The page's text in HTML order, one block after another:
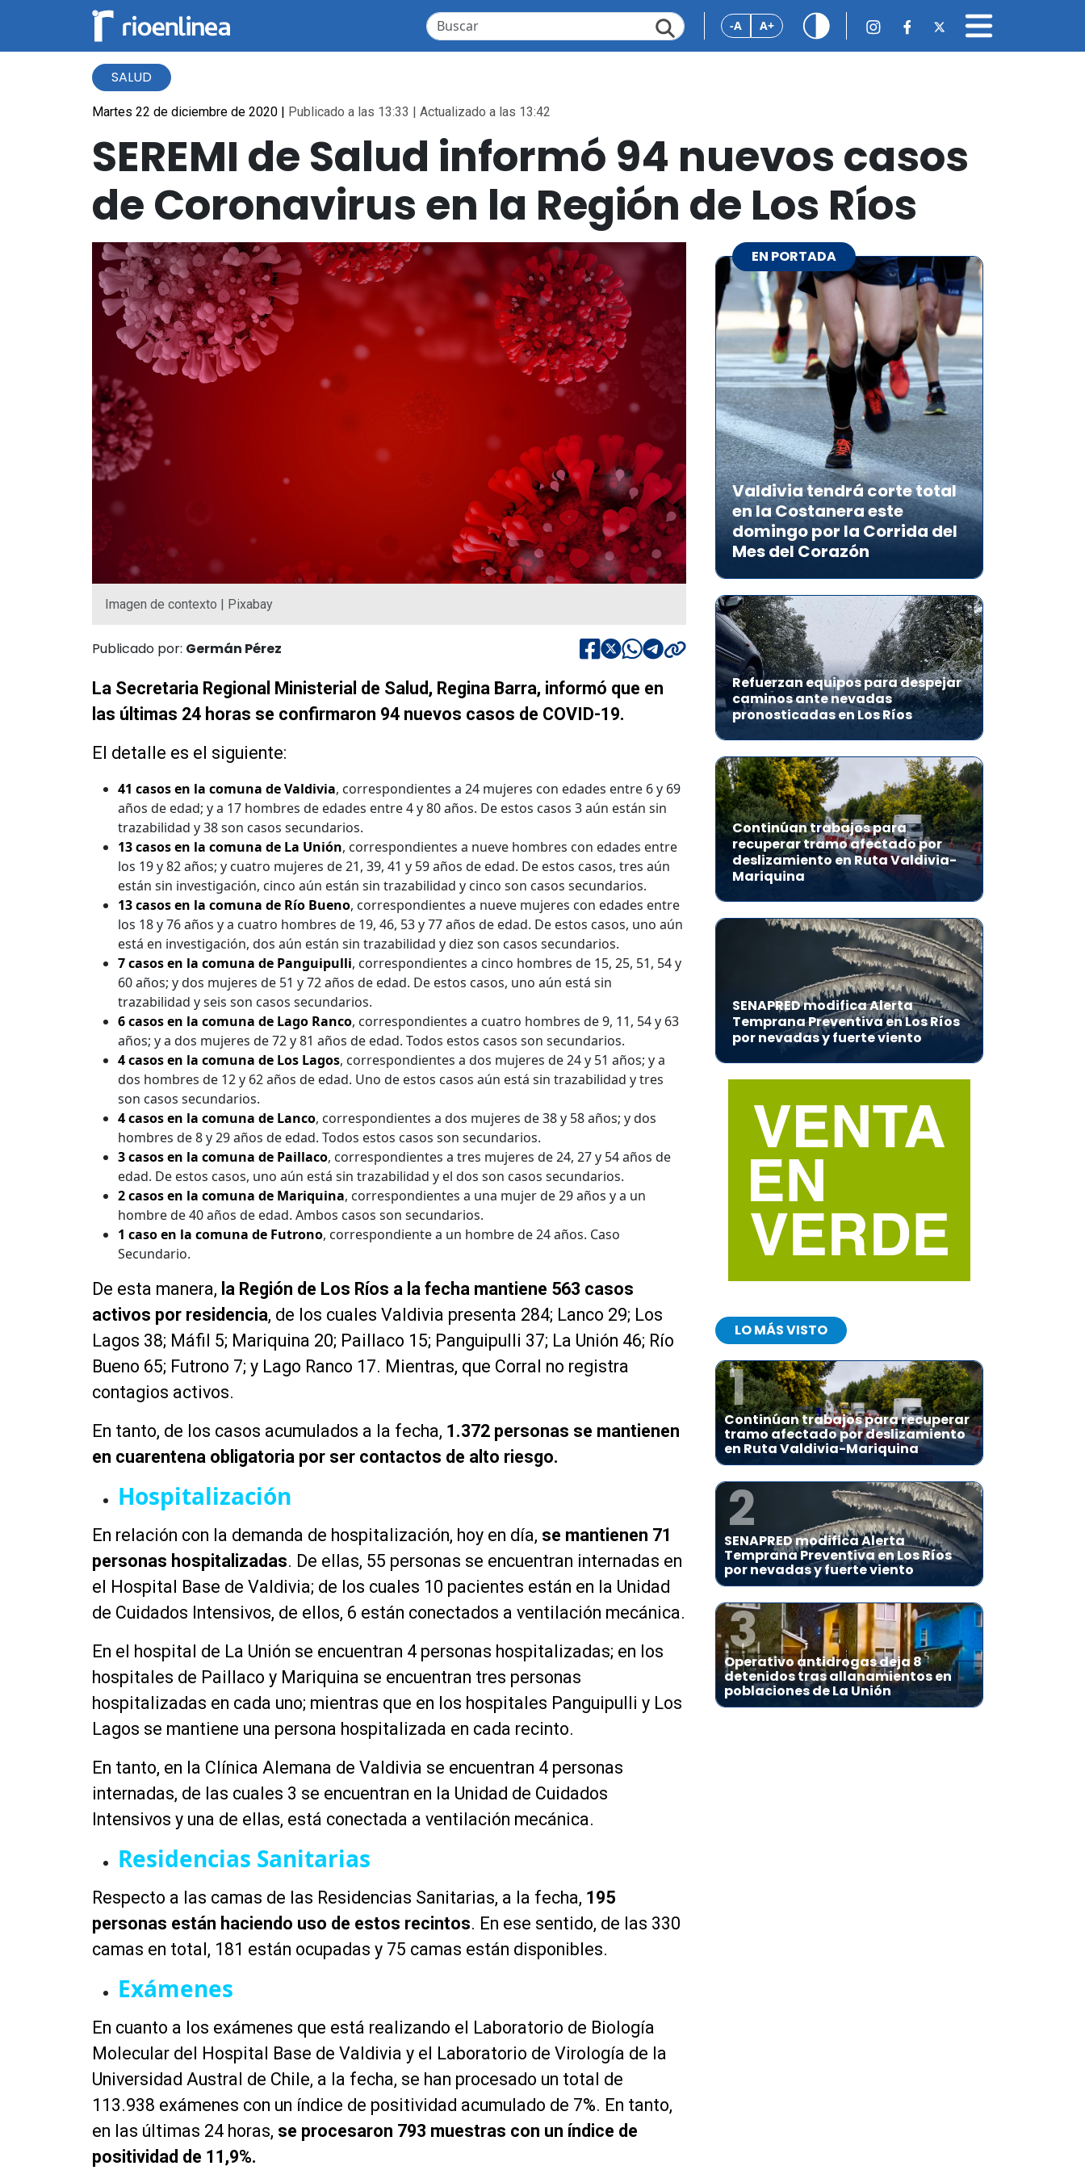
-A A+
SALUD
Martes 22 de diciembre de 2020 | Publicado a las 13:33 | Actualizado a las 13:42
SEREMI de Salud informó 94 nuevos casos
de Coronavirus en la Región de Los Ríos
Imagen de contexto | Pixabay
Publicado por: Germán Pérez
La Secretaria Regional Ministerial de Salud, Regina Barra, informó que en
las últimas 24 horas se confirmaron 94 nuevos casos de COVID-19.
El detalle es el siguiente:
41 casos en la comuna de Valdivia, correspondientes a 24 mujeres con edades entre 6 y 69
años de edad; y a 17 hombres de edades entre 4 y 80 años. De estos casos 3 aún están sin
trazabilidad y 38 son casos secundarios.
13 casos en la comuna de La Unión, correspondientes a nueve hombres con edades entre
los 19 y 82 años; y cuatro mujeres de 21, 39, 41 y 59 años de edad. De estos casos, tres aún
están sin investigación, cinco aún están sin trazabilidad y cinco son casos secundarios.
13 casos en la comuna de Río Bueno, correspondientes a nueve mujeres con edades entre
los 18 y 76 años y a cuatro hombres de 19, 46, 53 y 77 años de edad. De estos casos, uno aún
está en investigación, dos aún están sin trazabilidad y diez son casos secundarios.
7 casos en la comuna de Panguipulli, correspondientes a cinco hombres de 15, 25, 51, 54 y
60 años; y dos mujeres de 51 y 72 años de edad. De estos casos, uno aún está sin
trazabilidad y seis son casos secundarios.
6 casos en la comuna de Lago Ranco, correspondientes a cuatro hombres de 9, 11, 54 y 63
años; y a dos mujeres de 72 y 81 años de edad. Todos estos casos son secundarios.
4 casos en la comuna de Los Lagos, correspondientes a dos mujeres de 24 y 51 años; y a
dos hombres de 12 y 62 años de edad. Uno de estos casos aún está sin trazabilidad y tres
son casos secundarios.
4 casos en la comuna de Lanco, correspondientes a dos mujeres de 38 y 58 años; y dos
hombres de 8 y 29 años de edad. Todos estos casos son secundarios.
3 casos en la comuna de Paillaco, correspondientes a tres mujeres de 24, 27 y 54 años de
edad. De estos casos, uno aún está sin trazabilidad y el dos son casos secundarios.
2 casos en la comuna de Mariquina, correspondientes a una mujer de 29 años y a un
hombre de 40 años de edad. Ambos casos son secundarios.
1 caso en la comuna de Futrono, correspondiente a un hombre de 24 años. Caso
Secundario.
De esta manera, la Región de Los Ríos a la fecha mantiene 563 casos
activos por residencia, de los cuales Valdivia presenta 284; Lanco 29; Los
Lagos 38; Máfil 5; Mariquina 20; Paillaco 15; Panguipulli 37; La Unión 46; Río
Bueno 65; Futrono 7; y Lago Ranco 17. Mientras, que Corral no registra
contagios activos.
En tanto, de los casos acumulados a la fecha, 1.372 personas se mantienen
en cuarentena obligatoria por ser contactos de alto riesgo.
Hospitalización
En relación con la demanda de hospitalización, hoy en día, se mantienen 71
personas hospitalizadas. De ellas, 55 personas se encuentran internadas en
el Hospital Base de Valdivia; de los cuales 10 pacientes están en la Unidad
de Cuidados Intensivos, de ellos, 6 están conectados a ventilación mecánica.
En el hospital de La Unión se encuentran 4 personas hospitalizadas; en los
hospitales de Paillaco y Mariquina se encuentran tres personas
hospitalizadas en cada uno; mientras que en los hospitales Panguipulli y Los
Lagos se mantiene una persona hospitalizada en cada recinto.
En tanto, en la Clínica Alemana de Valdivia se encuentran 4 personas
internadas, de las cuales 3 se encuentran en la Unidad de Cuidados
Intensivos y una de ellas, está conectada a ventilación mecánica.
Residencias Sanitarias
Respecto a las camas de las Residencias Sanitarias, a la fecha, 195
personas están haciendo uso de estos recintos. En ese sentido, de las 330
camas en total, 181 están ocupadas y 75 camas están disponibles.
Exámenes
En cuanto a los exámenes que está realizando el Laboratorio de Biología
Molecular del Hospital Base de Valdivia y el Laboratorio de Virología de la
Universidad Austral de Chile, a la fecha, se han procesado un total de
113.938 exámenes con un índice de positividad acumulado de 7%. En tanto,
en las últimas 24 horas, se procesaron 793 muestras con un índice de
positividad de 11,9%.
EN PORTADA
Valdivia tendrá corte total
en la Costanera este
domingo por la Corrida del
Mes del Corazón
Refuerzan equipos para despejar
caminos ante nevadas
pronosticadas en Los Ríos
Continúan trabajos para
recuperar tramo afectado por
deslizamiento en Ruta Valdivia-
Mariquina
SENAPRED modifica Alerta
Temprana Preventiva en Los Ríos
por nevadas y fuerte viento
LO MÁS VISTO
1
Continúan trabajos para recuperar
tramo afectado por deslizamiento
en Ruta Valdivia-Mariquina
2
SENAPRED modifica Alerta
Temprana Preventiva en Los Ríos
por nevadas y fuerte viento
3
Operativo antidrogas deja 8
detenidos tras allanamientos en
poblaciones de La Unión